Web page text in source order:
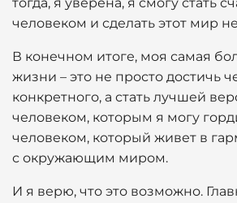
человеком и сделать этот мир
В конечном итоге, моя самая
жизни – это не просто достичь
конкретного, а стать лучшей
человеком, которым я могу
человеком, который живет в
с окружающим миром.
И я верю, что это возможно.